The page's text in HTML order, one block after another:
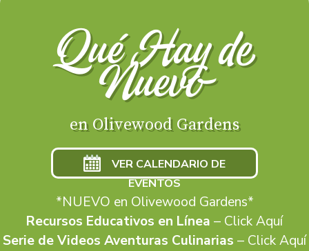
Qué Hay de
Nuevo
en Olivewood Gardens
VER CALENDARIO DE
EVENTOS
*NUEVO en Olivewood Gardens*
Recursos Educativos en Línea – Click Aquí
Serie de Videos Aventuras Culinarias – Click Aquí